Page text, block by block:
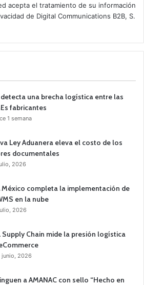
acepta el tratamiento de su información
de Digital Communications B2B, S.
detecta una brecha logística entre las
fabricantes
1 semana
Ley Aduanera eleva el costo de los
documentales
2026
México completa la implementación de
en la nube
2026
Supply Chain mide la presión logística
junio, 2026
a AMANAC con sello “Hecho en